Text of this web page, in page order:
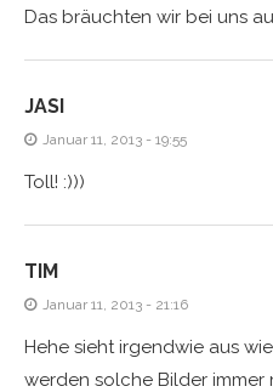
Das bräuchten wir bei uns
JASI
Januar 11, 2013 - 19:55
Toll! :)))
TIM
Januar 11, 2013 - 21:16
Hehe sieht irgendwie aus
werden solche Bilder immer